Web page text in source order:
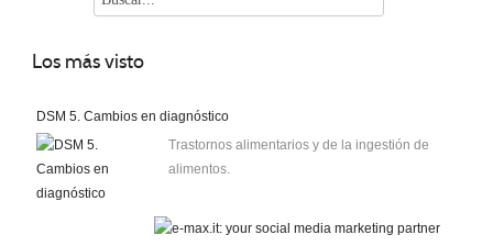
Los más visto
DSM 5. Cambios en diagnóstico
Trastornos alimentarios y de la ingestión de
alimentos.